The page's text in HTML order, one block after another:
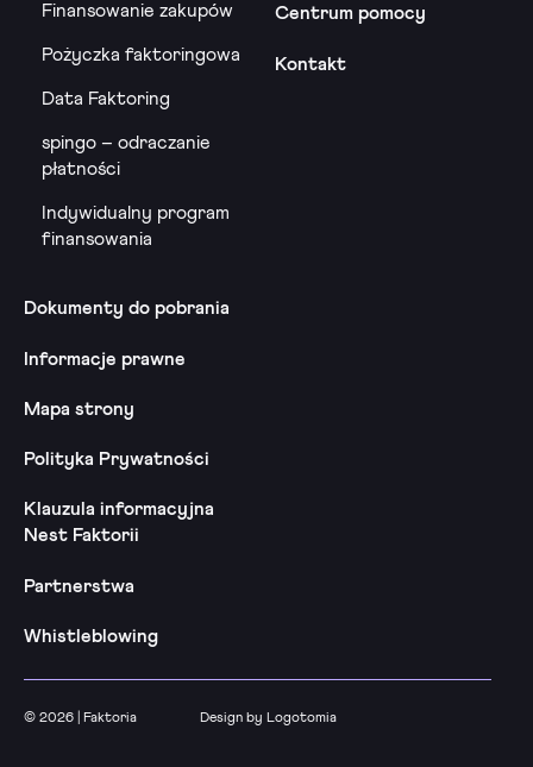
Finansowanie zakupów
Pożyczka faktoringowa
Data Faktoring
spingo – odraczanie
płatności
Indywidualny program
finansowania
Centrum pomocy
Kontakt
Dokumenty do pobrania
Informacje prawne
Mapa strony
Polityka Prywatności
Klauzula informacyjna
Nest Faktorii
Partnerstwa
Whistleblowing
© 2026 | Faktoria Design by Logotomia